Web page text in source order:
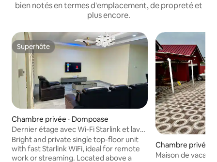
bien notés en termes d'emplacement, de propreté et
plus encore.
Superhôte
Superhôte
Chambre privée ⋅ Dompoase
Dernier étage avec Wi-Fi Starlink et lave-
linge
Bright and private single top-floor unit
with fast Starlink WiFi, ideal for remote
work or streaming. Located above a
Chambre privée ⋅
Maison de